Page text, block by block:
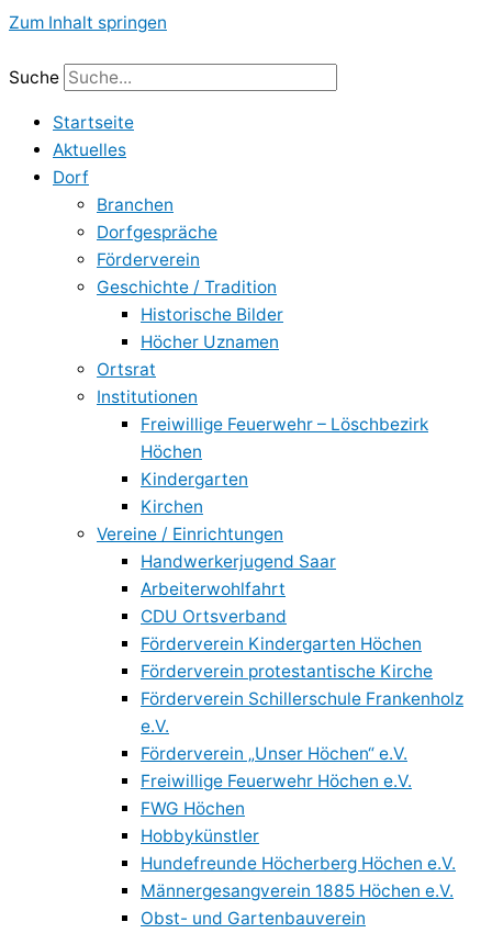
Zum Inhalt springen
Suche
Startseite
Aktuelles
Dorf
Branchen
Dorfgespräche
Förderverein
Geschichte / Tradition
Historische Bilder
Höcher Uznamen
Ortsrat
Institutionen
Freiwillige Feuerwehr – Löschbezirk
Höchen
Kindergarten
Kirchen
Vereine / Einrichtungen
Handwerkerjugend Saar
Arbeiterwohlfahrt
CDU Ortsverband
Förderverein Kindergarten Höchen
Förderverein protestantische Kirche
Förderverein Schillerschule Frankenholz
e.V.
Förderverein „Unser Höchen“ e.V.
Freiwillige Feuerwehr Höchen e.V.
FWG Höchen
Hobbykünstler
Hundefreunde Höcherberg Höchen e.V.
Männergesangverein 1885 Höchen e.V.
Obst- und Gartenbauverein